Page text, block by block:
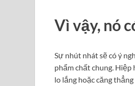
Vì vậy, nó
Sự nhút nhát sẽ có ý
phẩm chất chung. Hiệp
lo lắng hoặc căng